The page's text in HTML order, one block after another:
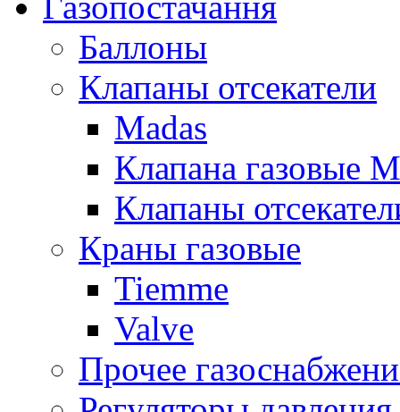
Баллоны
Клапаны отсекатели
Madas
Клапана газовые
Клапаны
Краны газовые
Tiemme
Valve
Прочее